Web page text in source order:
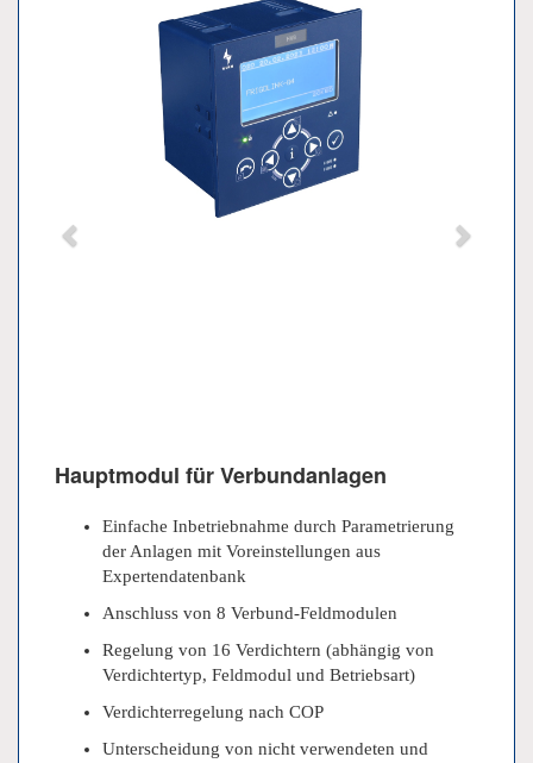
Hauptmodul für Verbundanlagen
Einfache Inbetriebnahme durch Parametrierung
der Anlagen mit Voreinstellungen aus
Expertendatenbank
Anschluss von 8 Verbund-Feldmodulen
Regelung von 16 Verdichtern (abhängig von
Verdichtertyp, Feldmodul und Betriebsart)
Verdichterregelung nach COP
Unterscheidung von nicht verwendeten und